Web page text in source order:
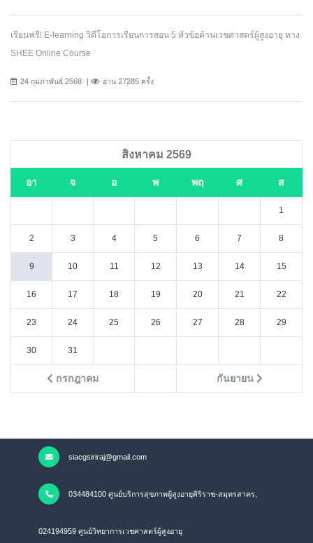
เรียนฟรี! E-learning วิดีโอการเรียนการสอน 5 หัวข้อด้านเวชศาสตร์ผู้สูงอายุ ทาง
SHEE Online Course
24 กุมภาพันธ์ 2568 อ่าน 27285 ครั้ง
สิงหาคม 2569
อา จ อ พ พฤ ศ ส
กรกฎาคม กันยายน
1
2 3 4 5 6 7 8
9 10 11 12 13 14 15
16 17 18 19 20 21 22
23 24 25 26 27 28 29
30 31
siacgsiriraj@gmail.com
034484100 ศูนย์บริการสุขภาพผู้สูงอายุศิริราช-สมุทรสาคร,
024194959 ศูนย์วิทยาการเวชศาสตร์ผู้สูงอายุ